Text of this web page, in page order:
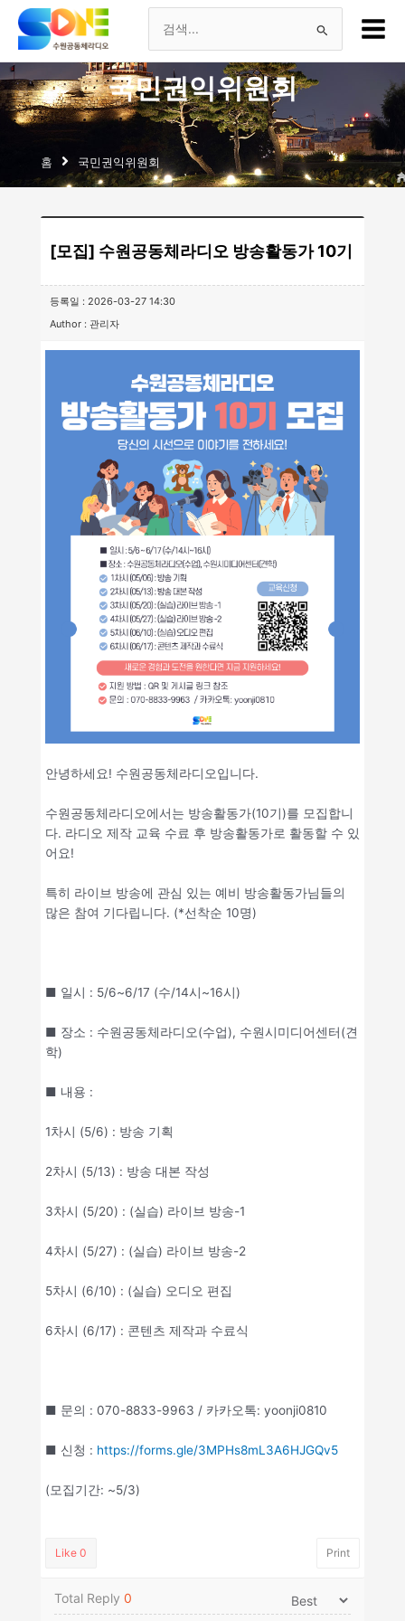
너
뛰
기
색
대
Menu
국민권익위원회
홈 국민권익위원회
[모집] 수원공동체라디오 방송활동가 10기
등록일 : 2026-03-27 14:30
Author : 관리자
안녕하세요! 수원공동체라디오입니다.
수원공동체라디오에서는 방송활동가(10기)를 모집합니
다. 라디오 제작 교육 수료 후 방송활동가로 활동할 수 있
어요!
특히 라이브 방송에 관심 있는 예비 방송활동가님들의
많은 참여 기다립니다. (*선착순 10명)
■ 일시 : 5/6~6/17 (수/14시~16시)
■ 장소 : 수원공동체라디오(수업), 수원시미디어센터(견
학)
■ 내용 :
1차시 (5/6) : 방송 기획
2차시 (5/13) : 방송 대본 작성
3차시 (5/20) : (실습) 라이브 방송-1
4차시 (5/27) : (실습) 라이브 방송-2
5차시 (6/10) : (실습) 오디오 편집
6차시 (6/17) : 콘텐츠 제작과 수료식
■ 문의 : 070-8833-9963 / 카카오톡: yoonji0810
■ 신청 : https://forms.gle/3MPHs8mL3A6HJGQv5
(모집기간: ~5/3)
Like 0 Print
Total Reply 0